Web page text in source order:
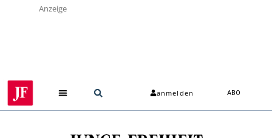
Anzeige
anmelden ABO